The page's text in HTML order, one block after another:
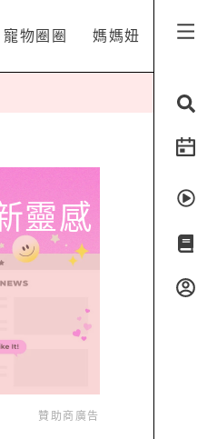
寵物圈圈 媽媽妞
靈感
贊助商廣告